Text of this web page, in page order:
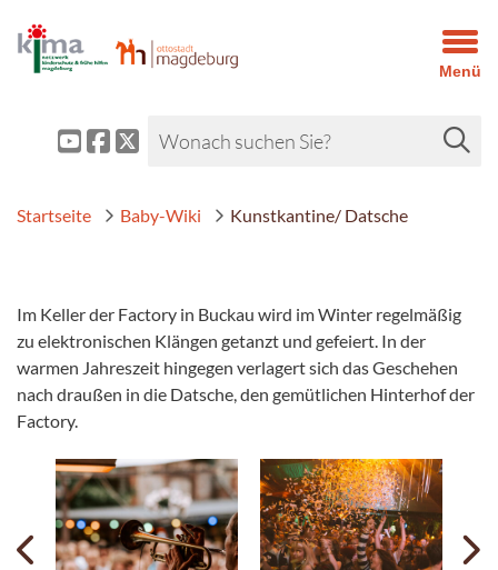
Menü
Startseite Baby-Wiki Kunstkantine/ Datsche
Im Keller der Factory in Buckau wird im Winter regelmäßig
zu elektronischen Klängen getanzt und gefeiert. In der
warmen Jahreszeit hingegen verlagert sich das Geschehen
nach draußen in die Datsche, den gemütlichen Hinterhof der
Factory.
Previous